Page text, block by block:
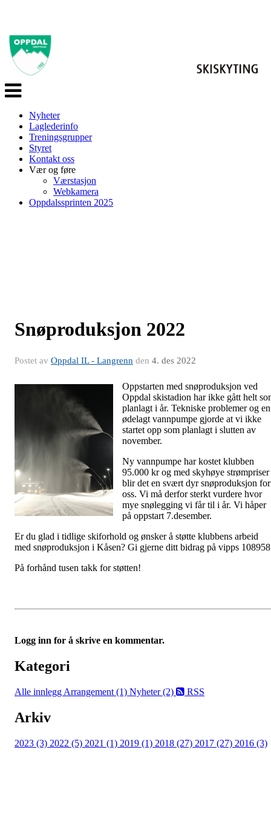
Veksle
navigasjon
Nyheter
Laglederinfo
Treningsgrupper
Styret
Kontakt oss
Vær og føre
Værstasjon
Webkamera
Oppdalssprinten 2025
Snøproduksjon 2022
Postet av Oppdal IL - Langrenn den 4. des 2022
Oppstarten med snøproduksjon ved
Oppdal skistadion har ikke gått helt
planlagt i år. Tekniske problemer og en
ødelagt vannpumpe gjorde at vi ikke
startet opp som planlagt i slutten av
november.
Ny vannpumpe har kostet klubben
95.000 kr og med skyhøye strømpriser
blir det en svært dyr snøproduksjon for
oss. Vi må derfor sterkt vurdere hvor
mye snølegging vi får til i år. Vi håper
på oppstart 7.desember.
Er du glad i tidlige skiforhold og ønsker å støtte klubbens arbeid
med snøproduksjon i Kåsen? Gi gjerne ditt bidrag på vipps
På forhånd tusen takk for støtten!
Logg inn for å skrive en kommentar.
Kategori
Alle innlegg Arrangement (1) Nyheter (2) RSS
Arkiv
2023 (3) 2022 (5) 2021 (1) 2019 (1) 2018 (27) 2017 (27) 2016 (3)